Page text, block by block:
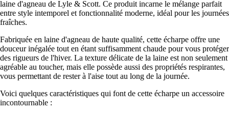
laine d'agneau de Lyle & Scott. Ce produit incarne le mélange parfait
entre style intemporel et fonctionnalité moderne, idéal pour les journées
fraîches.
Fabriquée en laine d'agneau de haute qualité, cette écharpe offre une
douceur inégalée tout en étant suffisamment chaude pour vous protéger
des rigueurs de l'hiver. La texture délicate de la laine est non seulement
agréable au toucher, mais elle possède aussi des propriétés respirantes,
vous permettant de rester à l'aise tout au long de la journée.
Voici quelques caractéristiques qui font de cette écharpe un accessoire
incontournable :